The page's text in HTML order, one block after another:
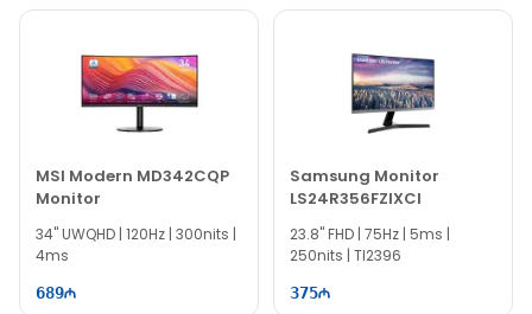
MSI Modern MD342CQP
Monitor
34" UWQHD | 120Hz | 300nits |
4ms
689
Samsung Monitor
LS24R356FZIXCI
23.8" FHD | 75Hz | 5ms |
250nits | TI2396
375